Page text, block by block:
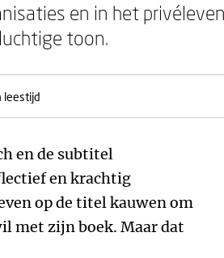
en in het
toon.
leestijd
en de subtitel
en krachtig
op de titel kauwen om
met zijn boek. Maar dat